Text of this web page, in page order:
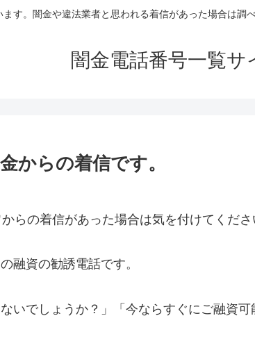
す。闇金や違法業者と思われる着信があった場合は調
闇金電話番号一覧サ
からの着信です。
からの着信があった場合は気を付けてくださ
融資の勧誘電話です。
いでしょうか？」「今ならすぐにご融資可